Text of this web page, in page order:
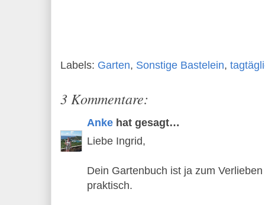
Labels: Garten, Sonstige Bastelein,
3 Kommentare:
Anke hat gesagt…
Liebe Ingrid,
Dein Gartenbuch ist ja zum
praktisch.